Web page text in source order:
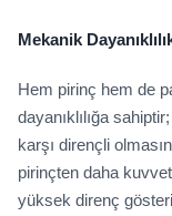
Mekanik
Hem pirinç hem de
dayanıklılığa
karşı dirençli
pirinçten daha
yüksek direnç